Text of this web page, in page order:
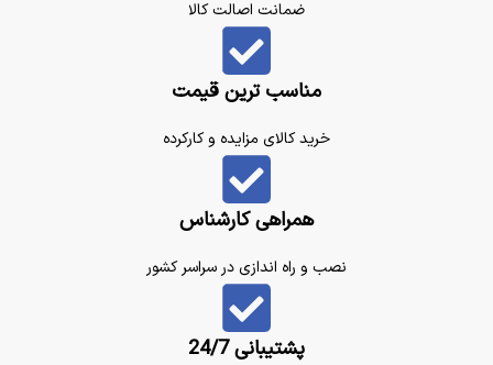
ضمانت اصالت کالا
مناسب ترین قیمت
خرید کالای مزایده و کارکرده
همراهی کارشناس
نصب و راه اندازی در سراسر کشور
پشتیبانی 24/7